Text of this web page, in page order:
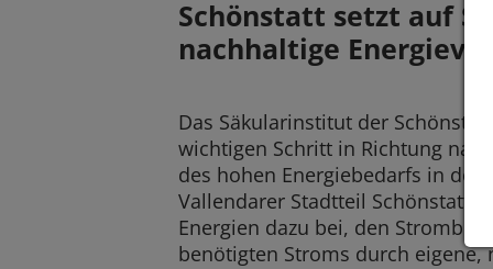
Schönstatt setzt auf
nachhaltige
Das Säkularinstitut der
wichtigen Schritt in Richtung
des hohen Energiebedarfs in den
Vallendarer Stadtteil Schönstatt
Energien dazu bei, den
benötigten Stroms durch eigene,